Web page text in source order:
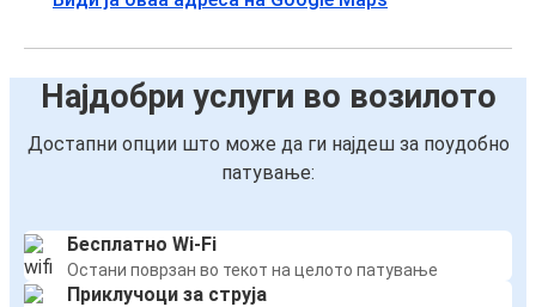
Најдобри услуги во возилото
Достапни опции што може да ги најдеш за поудобно
патување:
Бесплатно Wi-Fi
Остани поврзан во текот на целото патување
Приклучоци за струја